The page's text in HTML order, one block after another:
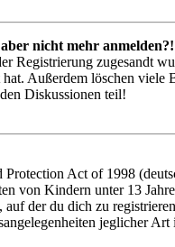
nicht mehr anmelden?!
Registrierung zugesandt
Außerdem löschen
Diskussionen teil!
Act of 1998
von Kindern unter 13
der du dich zu
jeglicher